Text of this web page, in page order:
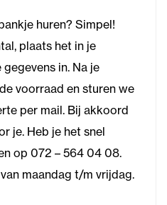
huren? Simpel!
plaats het in je
in. Na je
voorraad en sturen we
per mail. Bij akkoord
je. Heb je het snel
op 072 – 564 04 08.
maandag t/m vrijdag.